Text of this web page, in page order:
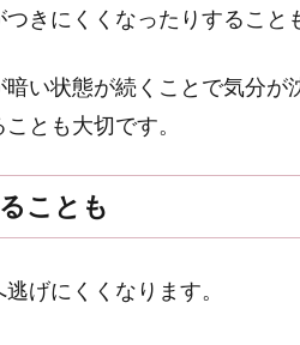
きにくくなったりすること
い状態が続くことで気分が
とも大切です。
ことも
げにくくなります。